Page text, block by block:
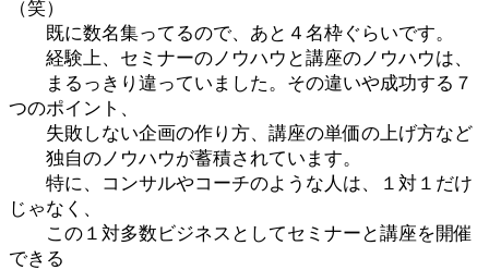
（笑）
既に数名集ってるので、あと４名枠ぐらいです。
経験上、セミナーのノウハウと講座のノウハウは、
まるっきり違っていました。その違いや成功する７
つのポイント、
失敗しない企画の作り方、講座の単価の上げ方など
独自のノウハウが蓄積されています。
特に、コンサルやコーチのような人は、１対１だけ
じゃなく、
この１対多数ビジネスとしてセミナーと講座を開催
できる